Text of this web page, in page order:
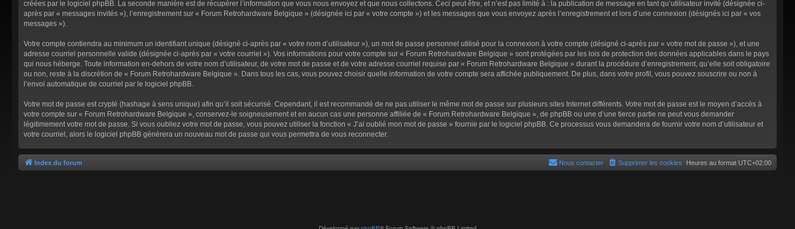
créées par le logiciel phpBB. La seconde manière est de récupérer l’information que vous nous envoyez et que nous collectons. Ceci peut être, et n’est pas limité à : la publication de message en tant qu’utilisateur invité (désignée ci-
après par « messages invités »), l’enregistrement sur « Forum Retrohardware Belgique » (désignée ici par « votre compte ») et les messages que vous envoyez après l’enregistrement et lors d’une connexion (désignés ici par « vos
messages »).
Votre compte contiendra au minimum un identifiant unique (désigné ci-après par « votre nom d’utilisateur »), un mot de passe personnel utilisé pour la connexion à votre compte (désigné ci-après par « votre mot de passe »), et une
adresse courriel personnelle valide (désignée ci-après par « votre courriel »). Vos informations pour votre compte sur « Forum Retrohardware Belgique » sont protégées par les lois de protection des données applicables dans le pays
qui nous héberge. Toute information en-dehors de votre nom d’utilisateur, de votre mot de passe et de votre adresse courriel requise par « Forum Retrohardware Belgique » durant la procédure d’enregistrement, qu’elle soit obligatoire
ou non, reste à la discrétion de « Forum Retrohardware Belgique ». Dans tous les cas, vous pouvez choisir quelle information de votre compte sera affichée publiquement. De plus, dans votre profil, vous pouvez souscrire ou non à
l’envoi automatique de courriel par le logiciel phpBB.
Votre mot de passe est crypté (hashage à sens unique) afin qu’il soit sécurisé. Cependant, il est recommandé de ne pas utiliser le même mot de passe sur plusieurs sites Internet différents. Votre mot de passe est le moyen d’accès à
votre compte sur « Forum Retrohardware Belgique », conservez-le soigneusement et en aucun cas une personne affiliée de « Forum Retrohardware Belgique », de phpBB ou une d’une tierce partie ne peut vous demander
légitimement votre mot de passe. Si vous oubliez votre mot de passe, vous pouvez utiliser la fonction « J’ai oublié mon mot de passe » fournie par le logiciel phpBB. Ce processus vous demandera de fournir votre nom d’utilisateur et
votre courriel, alors le logiciel phpBB générera un nouveau mot de passe qui vous permettra de vous reconnecter.
Index du forum Heures au format UTC+02:00
Supprimer les cookies
Nous contacter